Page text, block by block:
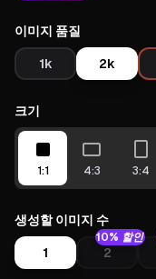
이미지 품질
1k 2k
크기
1:1 4:3 3:4
생성할 이미지 수
1
10% 할인
2